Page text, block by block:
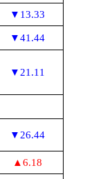
▼13.33
▼41.44
▼21.11
▼26.44
▲6.18